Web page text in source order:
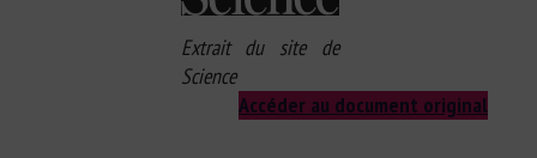
Extrait du site de
Science
Accéder au document original